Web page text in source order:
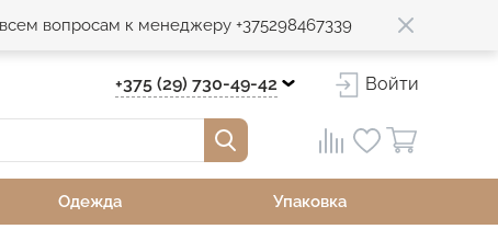
вопросам к менеджеру +375298467339
+375 (29) 730-49-42 Войти
Одежда Упаковка